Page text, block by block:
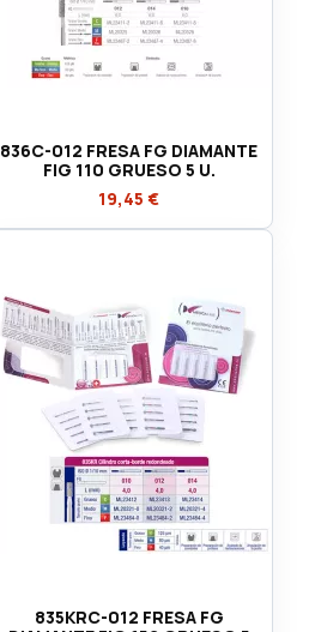
836C-012 FRESA FG DIAMANTE
FIG 110 GRUESO 5 U.
19,45 €
835KRC-012 FRESA FG